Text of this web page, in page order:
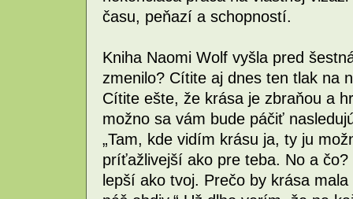
času, peňazí a schopností.
Kniha Naomi Wolf vyšla pred
zmenilo? Cítite aj dnes ten tlak na
Cítite ešte, že krása je zbraňou a
možno sa vám bude páčiť
„Tam, kde vidím krásu ja, ty ju
príťažlivejší ako pre teba. No a
lepší ako tvoj. Prečo by krása